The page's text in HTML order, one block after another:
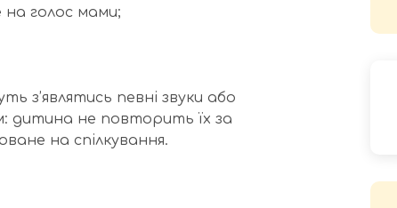
на голос мами;
з’являтись певні звуки або
дитина не повторить їх за
на спілкування.